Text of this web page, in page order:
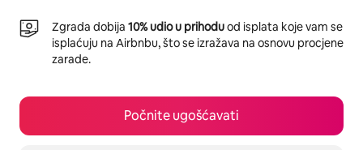
Zgrada dobija 10% udio u prihoduod isplata koje vam se
isplaćuju na Airbnbu, što se izražava na osnovu procjene
zarade.
Počnite ugošćavati